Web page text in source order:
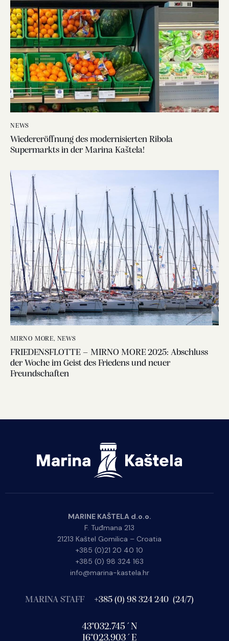
NEWS
Wiedereröffnung des modernisierten Ribola
Supermarkts in der Marina Kaštela!
MIRNO MORE, NEWS
FRIEDENSFLOTTE – MIRNO MORE 2025: Abschluss
der Woche im Geist des Friedens und neuer
Freundschaften
MARINE KAŠTELA d.o.o.
F. Tuđmana 213
21213 Kaštel Gomilica – Croatia
+385 (0)21 20 40 10
+385 (0) 98 324 163
info@marina-kastela.hr
MARINA STAFF +385 (0) 98 324 240 (24/7)
43°032.745´N
16°023.903´E